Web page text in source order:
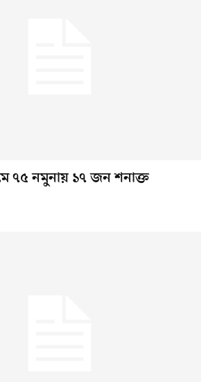
৭৫ নমুনায় ১৭ জন শনাক্ত